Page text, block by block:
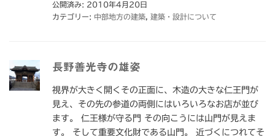
公開済み: 2010年4月20日
カテゴリー: 中部地方の建築 建築・設計について
長野善光寺の雄姿
視界が大きく開くその正面に、木造の大きな仁王門が
見え、その先の参道の両側にはいろいろなお店が並び
ます。 仁王様が守る門 その向こうには山門が見えま
す。 そして重要文化財である山門。 近づくにつれてそ